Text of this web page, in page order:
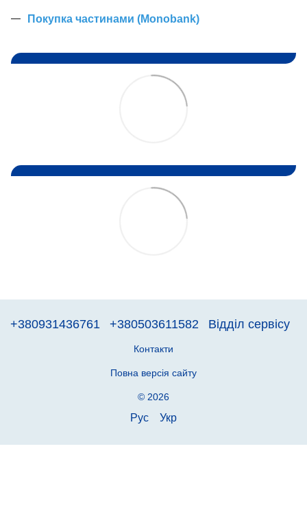
Покупка частинами (Monobank)
+380931436761 +380503611582 Відділ сервісу
Контакти
Повна версія сайту
© 2026
Рус Укр